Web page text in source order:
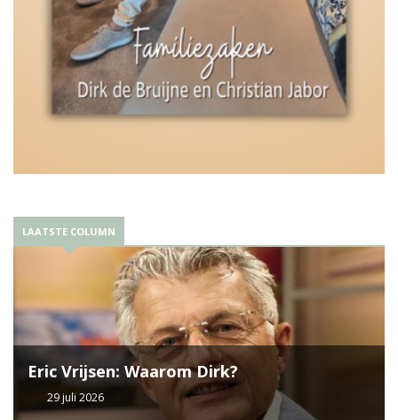
LAATSTE COLUMN
Eric Vrijsen: Waarom Dirk?
29 juli 2026